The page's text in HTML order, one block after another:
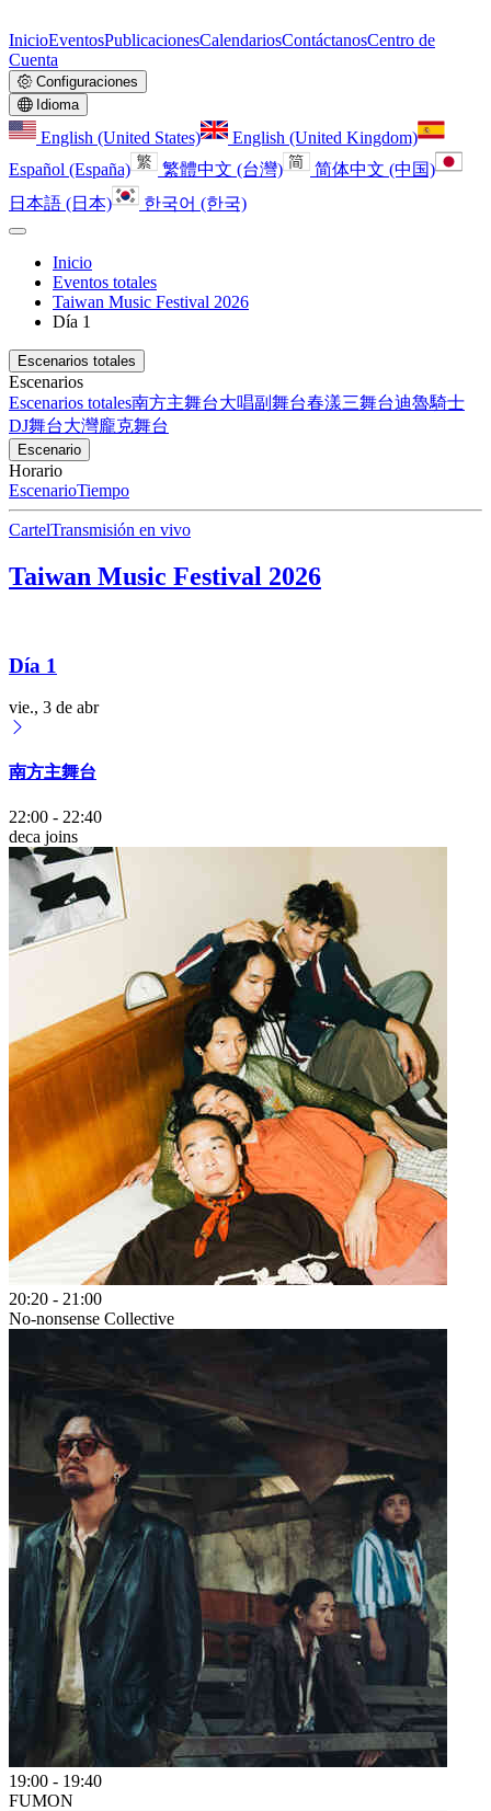
InicioEventosPublicacionesCalendariosContáctanosCentro de
Cuenta
Configuraciones
Idioma
English (United States)
English (United Kingdom)
Español (España)
繁體中文 (台灣)
简体中文 (中国)
日本語 (日本)
한국어 (한국)
Inicio
Eventos totales
Taiwan Music Festival 2026
Día 1
Escenarios totales
Escenarios
Escenarios totales南方主舞台大唱副舞台春漾三舞台迪魯騎士
DJ舞台大灣龐克舞台
Escenario
Horario
EscenarioTiempo
CartelTransmisión en vivo
Taiwan Music Festival 2026
Día 1
vie., 3 de abr
南方主舞台
22:00 - 22:40
deca joins
20:20 - 21:00
No-nonsense Collective
19:00 - 19:40
FUMON